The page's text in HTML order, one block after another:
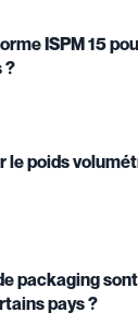
ISPM 15
?
le poids
packaging
pays ?